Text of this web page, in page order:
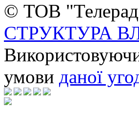
© ТОВ
СТРУКТУРА
умови даної